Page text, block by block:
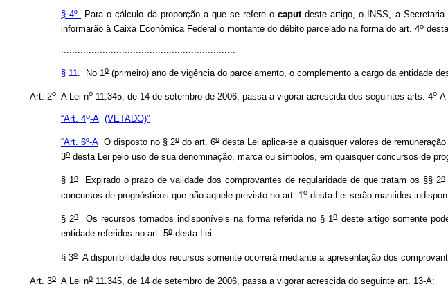
§ 4º
Para o cálculo da proporção a que se refere ocaput deste artigo, o INSS, a Secretaria
informarão à Caixa Econômica Federal o montante do débito parcelado na forma do art. 4o
§ 11. No 1 o (primeiro) ano de vigência do parcelamento, o complemento a cargo da entidade
Art. 2o A Lei no 11.345, de 14 de setembro de 2006, passa a vigorar acrescida dos seguintes arts. 4o-A
“Art. 4o-A (VETADO)”
“Art. 6º-A O disposto no § 2o do art. 6o desta Lei aplica-se a quaisquer valores de
3o desta Lei pelo uso de sua denominação, marca ou símbolos, em quaisquer concursos de
§ 1oExpirado o prazo de validade dos comprovantes de regularidade de que tratam os §§ 2o
concursos de prognósticos que não aquele previsto no art. 1 o desta Lei serão mantidos
§ 2oOs recursos tornados indisponíveis na forma referida no § 1odeste artigo somente
entidade referidos no art. 5o desta Lei.
§ 3o A disponibilidade dos recursos somente ocorrerá mediante a apresentação dos
Art. 3o A Lei no 11.345, de 14 de setembro de 2006, passa a vigorar acrescida do seguinte art. 13-A: